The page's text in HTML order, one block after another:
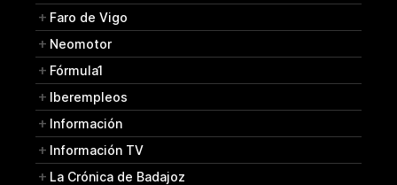
Faro de Vigo
Neomotor
Fórmula1
Iberempleos
Información
Información TV
La Crónica de Badajoz